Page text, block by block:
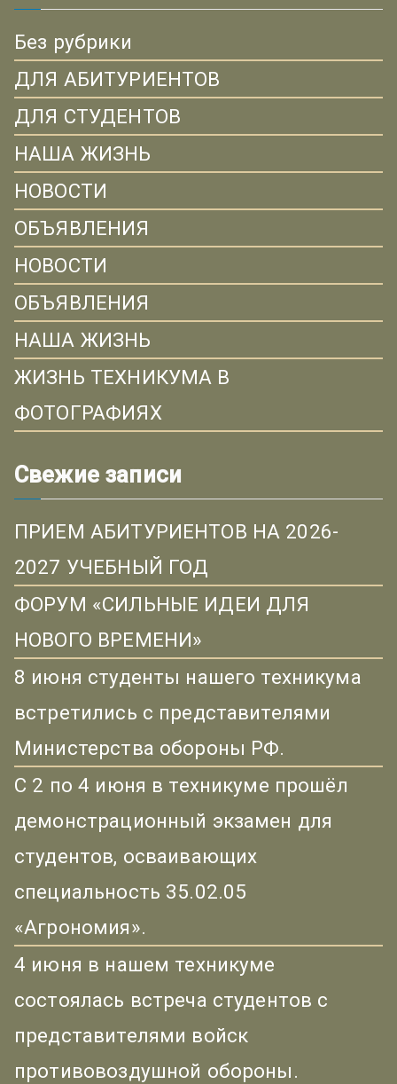
Без рубрики
ДЛЯ АБИТУРИЕНТОВ
ДЛЯ СТУДЕНТОВ
НАША ЖИЗНЬ
НОВОСТИ
ОБЪЯВЛЕНИЯ
НОВОСТИ
ОБЪЯВЛЕНИЯ
НАША ЖИЗНЬ
ЖИЗНЬ ТЕХНИКУМА В
ФОТОГРАФИЯХ
Свежие записи
ПРИЕМ АБИТУРИЕНТОВ НА 2026-
2027 УЧЕБНЫЙ ГОД
ФОРУМ «СИЛЬНЫЕ ИДЕИ ДЛЯ
НОВОГО ВРЕМЕНИ»
8 июня студенты нашего техникума
встретились с представителями
Министерства обороны РФ.
С 2 по 4 июня в техникуме прошёл
демонстрационный экзамен для
студентов, осваивающих
специальность 35.02.05
«Агрономия».
4 июня в нашем техникуме
состоялась встреча студентов с
представителями войск
противовоздушной обороны.